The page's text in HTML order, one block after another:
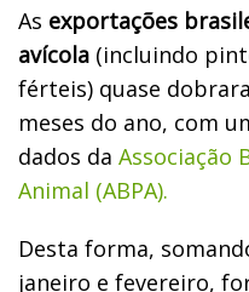
As exportações
avícola (incluindo
férteis) quase
meses do ano, com
dados da Associação
Animal (ABPA).
Desta forma,
janeiro e fevereiro,